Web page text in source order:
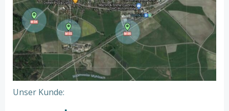
Unser Kunde: